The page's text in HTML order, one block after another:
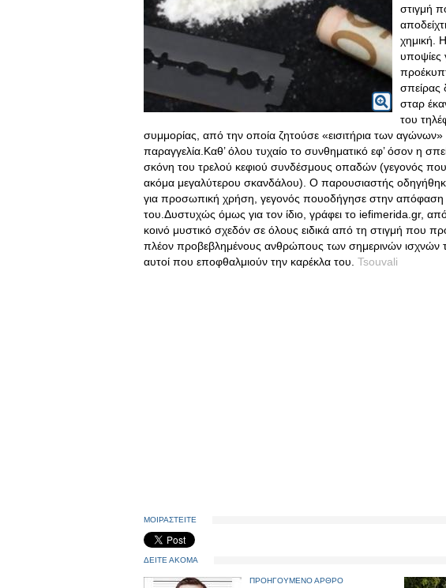
στιγμή
χημική.
υποψίες
σπείρας
σταρ
του
συμμορίας, από την οποία ζητούσε «εισιτήρια των
παραγγελία.Καθ’ όλου τυχαίο το συνθηματικό εφ’ όσον η
σκόνη του τρελού κεφιού συνδέσμους οπαδών (γεγονός
ακόμα μεγαλύτερου σκανδάλου). Ο παρουσιαστής
για προσωπική χρήση, γεγονός πουοδήγησε στην
του.Δυστυχώς όμως για τον ίδιο, γράφει το iefimerida.gr,
κοινό μυστικό σχεδόν σε όλους ειδικά από τη στιγμή που
πλέον προβεβλημένους ανθρώπους των σημερινών ισχνών
αυτοί που εποφθαλμιούν την καρέκλα του. Tsouvali
ΜΟΙΡΑΣΤΕΙΤΕ
ΔΕΙΤΕ ΑΚΟΜΑ
ΠΡΟΗΓΟΥΜΕΝΟ ΑΡΘΡΟ